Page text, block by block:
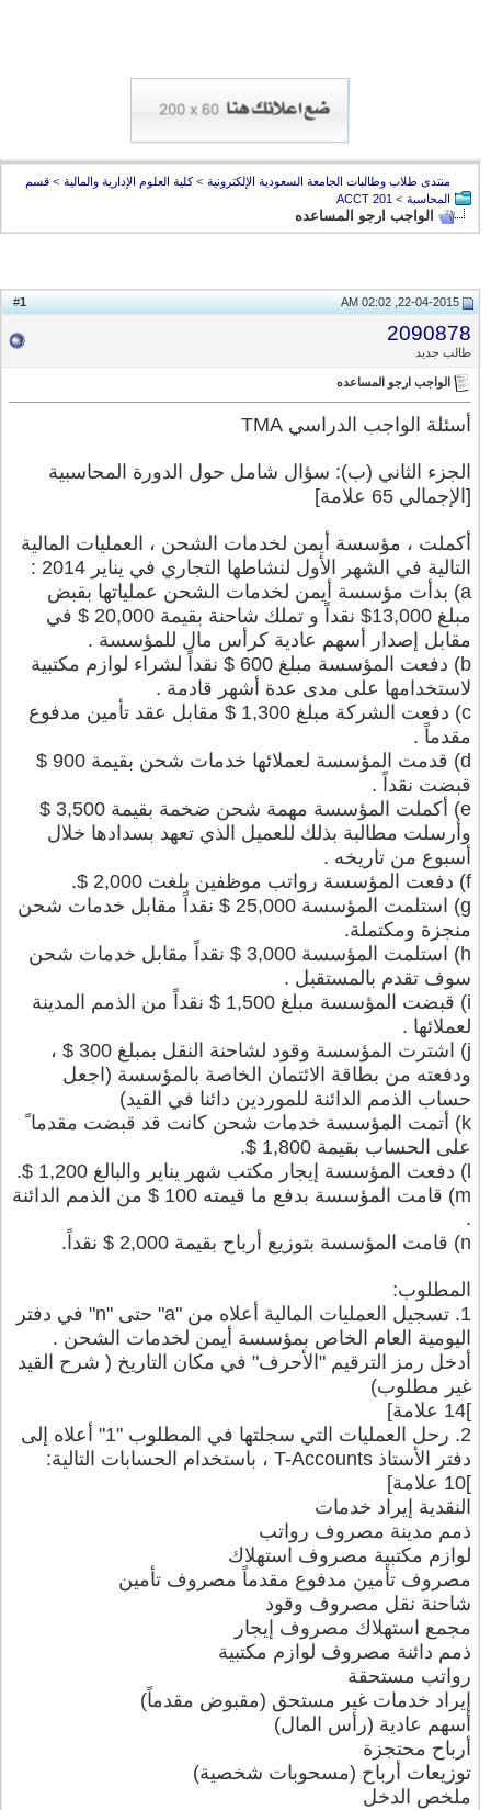
منتدى طلاب وطالبات الجامعة السعودية الإلكترونية > كلية العلوم الإدارية والمالية > قسم
المحاسبة >
ACCT 201
الواجب ارجو المساعده
22-04-2015, 02:02 AM
2090878
طالب جديد
الواجب ارجو المساعده
أسئلة الواجب الدراسي TMA
الجزء الثاني (ب): سؤال شامل حول الدورة المحاسبية
[الإجمالي 65 علامة]
أكملت ، مؤسسة أيمن لخدمات الشحن ، العمليات المالية
التالية في الشهر الأول لنشاطها التجاري في يناير 2014 :
a) بدأت مؤسسة أيمن لخدمات الشحن عملياتها بقبض
مبلغ 13,000$ نقداً و تملك شاحنة بقيمة 20,000 $ في
مقابل إصدار أسهم عادية كرأس مال للمؤسسة .
b) دفعت المؤسسة مبلغ 600 $ نقداً لشراء لوازم مكتبية
لاستخدامها على مدى عدة أشهر قادمة .
c) دفعت الشركة مبلغ 1,300 $ مقابل عقد تأمين مدفوع
مقدماً .
d) قدمت المؤسسة لعملائها خدمات شحن بقيمة 900 $
قبضت نقداً .
e) أكملت المؤسسة مهمة شحن ضخمة بقيمة 3,500 $
وأرسلت مطالبة بذلك للعميل الذي تعهد بسدادها خلال
أسبوع من تاريخه .
g) استلمت المؤسسة 25,000 $ نقداً مقابل خدمات شحن
منجزة ومكتملة.
h) استلمت المؤسسة 3,000 $ نقداً مقابل خدمات شحن
سوف تقدم بالمستقبل .
i) قبضت المؤسسة مبلغ 1,500 $ نقداً من الذمم المدينة
لعملائها .
j) اشترت المؤسسة وقود لشاحنة النقل بمبلغ 300 $ ،
ودفعته من بطاقة الائتمان الخاصة بالمؤسسة (اجعل
حساب الذمم الدائنة للموردين دائنا في القيد)
k) أتمت المؤسسة خدمات شحن كانت قد قبضت مقدما ً
على الحساب بقيمة 1,800 $.
m) قامت المؤسسة بدفع ما قيمته 100 $ من الذمم الدائنة
المطلوب:
1. تسجيل العمليات المالية أعلاه من "a" حتى "n" في دفتر
اليومية العام الخاص بمؤسسة أيمن لخدمات الشحن .
أدخل رمز الترقيم "الأحرف" في مكان التاريخ ( شرح القيد
غير مطلوب)
2. رحل العمليات التي سجلتها في المطلوب "1" أعلاه إلى
دفتر الأستاذ T-Accounts ، باستخدام الحسابات التالية:
النقدية إيراد خدمات
ذمم مدينة مصروف رواتب
لوازم مكتبية مصروف استهلاك
مصروف تأمين مدفوع مقدماً مصروف تأمين
شاحنة نقل مصروف وقود
مجمع استهلاك مصروف إيجار
ذمم دائنة مصروف لوازم مكتبية
رواتب مستحقة
إيراد خدمات غير مستحق (مقبوض مقدماً)
أسهم عادية (رأس المال)
أرباح محتجزة
توزيعات أرباح (مسحوبات شخصية)
ملخص الدخل